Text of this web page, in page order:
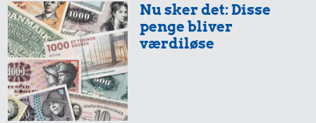
Nu sker det: Disse
penge bliver
værdiløse